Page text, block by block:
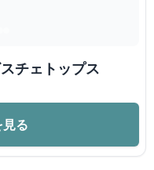
チェトップス
る